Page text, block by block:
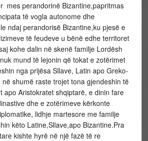
mes perandorinë Bizantine,papritmas
të vogla autonome dhe
ndaj perandorisë Bizantine,ku pjesë e
të feudeve u bënë edhe territoret
kohe dalin në skenë familje Lordësh
mund të lejonin që tokat e zotërimet
nga prijësa Sllave, Latin apo Greko-
në shumë raste trojet tona gjendeshin të
apo Aristokratet shqiptarë, e dinin fare
dhe e zotërimeve kërkonte
lidhje martesore me familje
këto Latine,Sllave,apo Bizantine.Pra
kishte hyrë në një fazë të re